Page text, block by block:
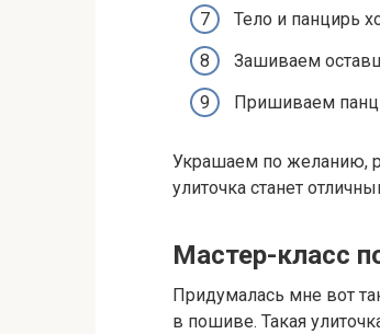
Тело и панцирь
Зашиваем
Пришиваем
Украшаем по желанию,
улиточка станет
Мастер-класс
Придумалась мне вот
в пошиве. Такая